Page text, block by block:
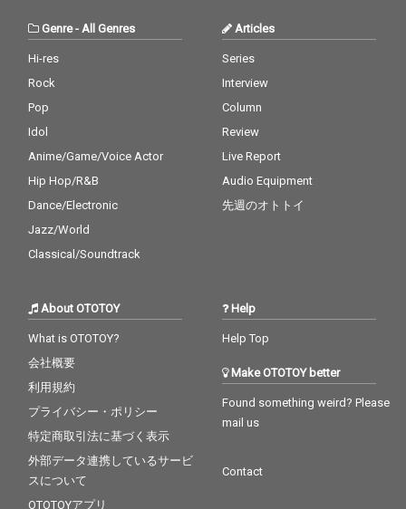
した創作の記録でもあ
る。 「Side-C」では、
これまでのシリーズと
空気感を持つ楽曲群を
収録。それぞれの個性
が交差することで生ま
進行形のダンスミュー
ジックシーンだけでな
可能性を映し出してい
から生まれる化学反応
を感じることができる
作品となっている。
Genre- All Genres
Hi-res
Rock
Pop
Idol
Anime/Game/Voice Actor
Hip Hop/R&B
Dance/Electronic
Jazz/World
Classical/Soundtrack
Articles
Series
Interview
Column
Review
Live Report
Audio Equipment
先週のオトトイ
About OTOTOY
What is OTOTOY?
会社概要
利用規約
プライバシー・ポリシー
特定商取引法に基づく表示
外部データ連携しているサービ
スについて
OTOTOYアプリ
Help
Help Top
Make OTOTOY better
Found something weird? Please
mail us
Contact